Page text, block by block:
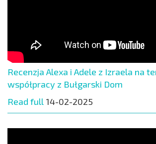
Recenzja Alexa i Adele z Izraela na
współpracy z Bułgarski Dom
Read full 14-02-2025